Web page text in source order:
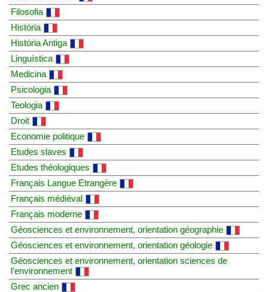
Filosofia
História
História Antiga
Linguística
Medicina
Psicologia
Teologia
Droit
Economie politique
Etudes slaves
Etudes théologiques
Français Langue Etrangère
Français médiéval
Français moderne
Géosciences et environnement, orientation géographie
Géosciences et environnement, orientation géologie
Géosciences et environnement, orientation sciences de
l'environnement
Grec ancien